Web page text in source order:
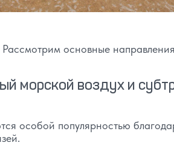
основные
морской воздух и
особой популярностью